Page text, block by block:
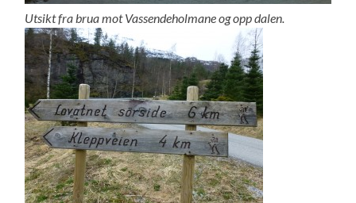
Utsikt fra brua mot Vassendeholmane og opp dalen.